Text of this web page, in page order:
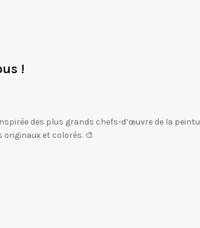
!
des plus grands chefs-d’œuvre de la
et colorés. 🎨